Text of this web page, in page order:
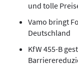
und tolle
Vamo bringt
Deutschland
KfW 455-B